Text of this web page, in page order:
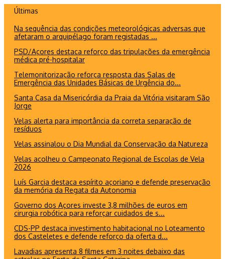
conteúdo
Últimas
Na sequência das condições meteorológicas adversas que
afetaram o arquipélago foram registadas ...
PSD/Açores destaca reforço das tripulações da emergência
médica pré-hospitalar
Telemonitorização reforça resposta das Salas de
Emergência das Unidades Básicas de Urgência do...
Santa Casa da Misericórdia da Praia da Vitória visitaram São
Jorge
Velas alerta para importância da correta separação de
resíduos
Velas assinalou o Dia Mundial da Conservação da Natureza
Velas acolheu o Campeonato Regional de Escolas de Vela
2026
Luís Garcia destaca espírito açoriano e defende preservação
da memória da Regata da Autonomia
Governo dos Açores investe 3,8 milhões de euros em
cirurgia robótica para reforçar cuidados de s...
CDS-PP destaca investimento habitacional no Loteamento
dos Casteletes e defende reforço da oferta d...
Lavadias apresenta 8 filmes em 3 noites debaixo das